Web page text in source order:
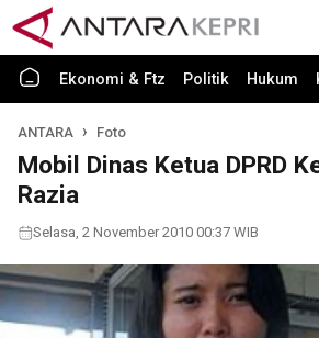
Ekonomi & Ftz Politik Hukum
ANTARA Foto
Mobil Dinas Ketua DPRD
Razia
Selasa, 2 November 2010 00:37 WIB